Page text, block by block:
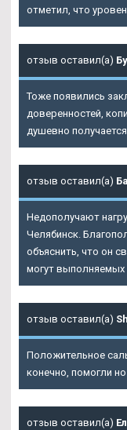
отметил, что
отзыв оставил(а)
Тоже появились
доверенностей,
душевно
отзыв оставил(а)
Недополучают
Челябинск.
объяснить, что он
могут выполняемых
отзыв оставил(а)
Положительное
конечно, помогли
отзыв оставил(а)